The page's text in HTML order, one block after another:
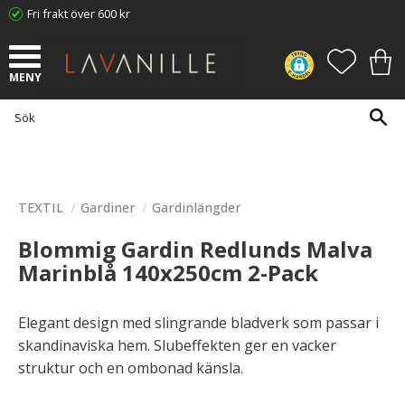
Fri frakt över 600 kr
TEXTIL Gardiner Gardinlängder
Blommig Gardin Redlunds Malva
Marinblå 140x250cm 2-Pack
Elegant design med slingrande bladverk som passar i
skandinaviska hem. Slubeffekten ger en vacker
struktur och en ombonad känsla.